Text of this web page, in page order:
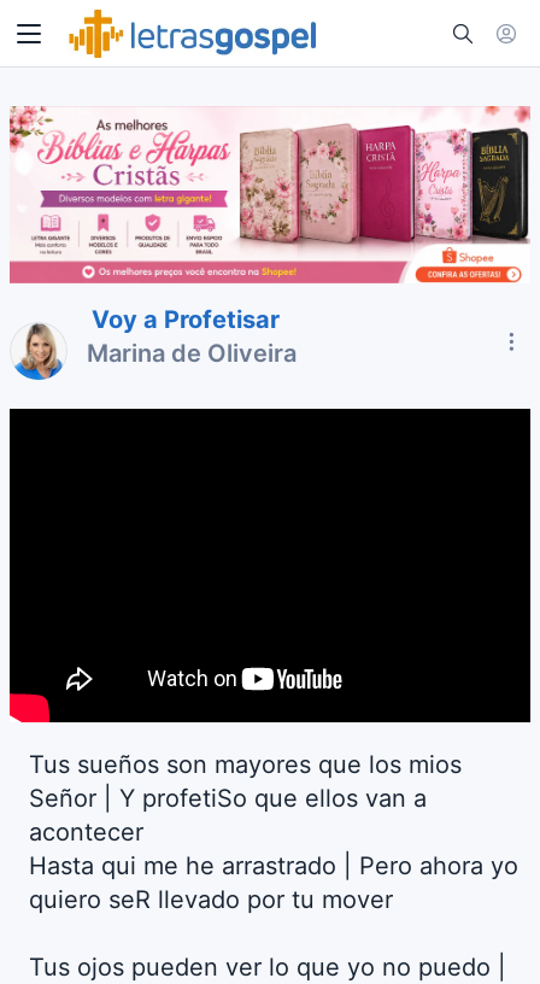
Voy a Profetisar
Marina de Oliveira
Tus sueños son mayores que los mios
Señor | Y profetiSo que ellos van a
acontecer
Hasta qui me he arrastrado | Pero ahora yo
quiero seR llevado por tu mover
Tus ojos pueden ver lo que yo no puedo |